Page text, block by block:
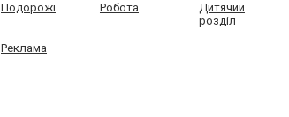
Подорожі Робота
Дитячий
розділ
Реклама